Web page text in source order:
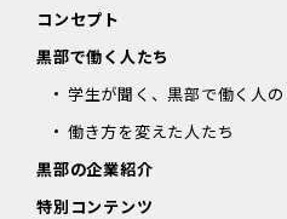
コンセプト
黒部で働く人たち
学生が聞く、黒部で働く人
働き方を変えた人たち
黒部の企業紹介
特別コンテンツ